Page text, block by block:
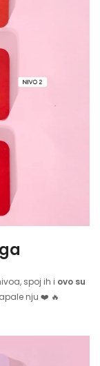
spoj ih i ovo su
nju ❤️ 🔥